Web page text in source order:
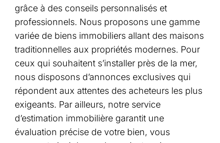
grâce à des conseils personnalisés et
professionnels. Nous proposons une gamme
variée de biens immobiliers allant des maisons
traditionnelles aux propriétés modernes. Pour
ceux qui souhaitent s’installer près de la mer,
nous disposons d’annonces exclusives qui
répondent aux attentes des acheteurs les plus
exigeants. Par ailleurs, notre service
d’estimation immobilière garantit une
évaluation précise de votre bien, vous